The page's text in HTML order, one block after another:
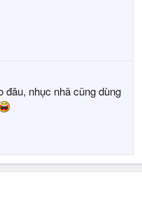
đâu, nhục nhã cũng dùng